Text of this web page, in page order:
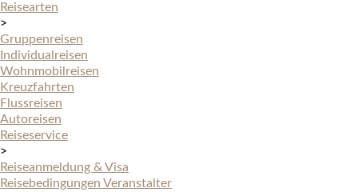
Reisearten
>
Gruppenreisen
Individualreisen
Wohnmobilreisen
Kreuzfahrten
Flussreisen
Autoreisen
Reiseservice
>
Reiseanmeldung & Visa
Reisebedingungen Veranstalter